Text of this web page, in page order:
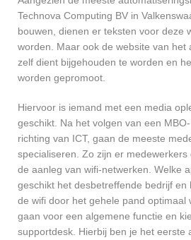
Technova Computing BV in
bouwen, dienen er teksten voor deze
worden. Maar ook de website van het
zelf dient bijgehouden te worden en
worden gepromoot.
Hiervoor is iemand met een media
geschikt. Na het volgen van een
richting van ICT, gaan de meeste
specialiseren. Zo zijn er medewerkers
de aanleg van wifi-netwerken. Welke
geschikt het desbetreffende bedrijf
de wifi door het gehele pand optimaal
gaan voor een algemene functie en
supportdesk. Hierbij ben je het eerste